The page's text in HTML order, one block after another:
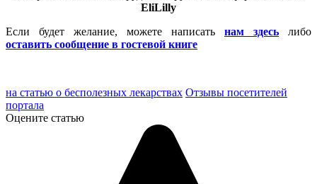
EliLilly
Если будет желание, можете написать нам здесь либо
оставить сообщение в гостевой книге
на статью о бесполезных лекарствах Отзывы посетителей
портала
Оцените статью